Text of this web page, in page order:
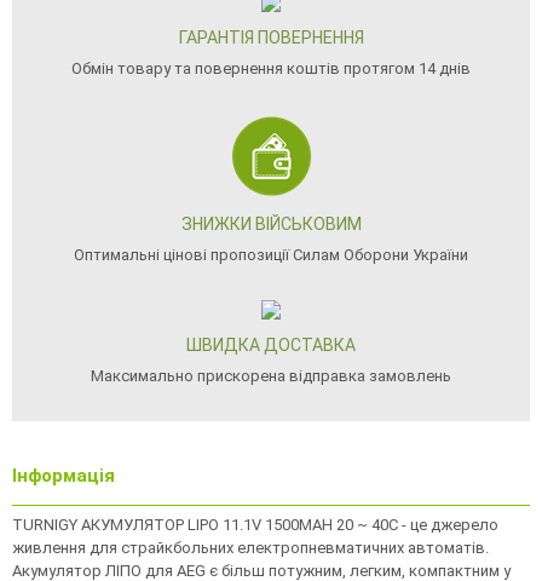
ГАРАНТІЯ ПОВЕРНЕННЯ
Обмін товару та повернення коштів протягом 14 днів
ЗНИЖКИ ВІЙСЬКОВИМ
Оптимальні цінові пропозиції Силам Оборони України
ШВИДКА ДОСТАВКА
Максимально прискорена відправка замовлень
Інформація
TURNIGY АКУМУЛЯТОР LIPO 11.1V 1500MAH 20 ~ 40C - це джерело
живлення для страйкбольних електропневматичних автоматів.
Акумулятор ЛІПО для AEG є більш потужним, легким, компактним у